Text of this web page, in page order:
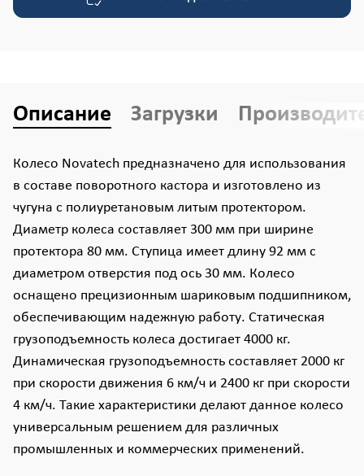
Описание Загрузки
Колесо Novatech предназначено для использования
в составе поворотного кастора и изготовлено из
чугуна с полиуретановым литым протектором.
Диаметр колеса составляет 300 мм при ширине
протектора 80 мм. Ступица имеет длину 92 мм с
диаметром отверстия под ось 30 мм. Колесо
оснащено прецизионным шариковым подшипником,
обеспечивающим надежную работу. Статическая
грузоподъемность колеса достигает 4000 кг.
Динамическая грузоподъемность составляет 2000 кг
при скорости движения 6 км/ч и 2400 кг при скорости
4 км/ч. Такие характеристики делают данное колесо
универсальным решением для различных
промышленных и коммерческих применений.